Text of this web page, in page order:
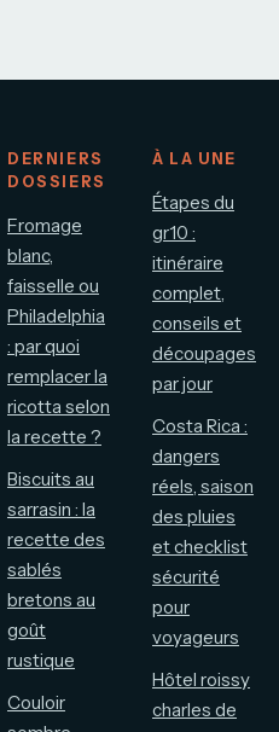
DERNIERS
DOSSIERS
Fromage
blanc,
faisselle ou
Philadelphia
: par quoi
remplacer la
ricotta selon
la recette ?
Biscuits au
sarrasin : la
recette des
sablés
bretons au
goût
rustique
Couloir
À LA UNE
Étapes du
gr10 :
itinéraire
complet,
conseils et
découpages
par jour
Costa Rica :
dangers
réels, saison
des pluies
et checklist
sécurité
pour
voyageurs
Hôtel roissy
charles de